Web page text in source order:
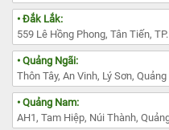
• Đắk Lắk:
559 Lê Hồng Phong, Tân Tiến,
• Quảng Ngãi:
Thôn Tây, An Vinh, Lý Sơn,
• Quảng Nam:
AH1, Tam Hiệp, Núi Thành,